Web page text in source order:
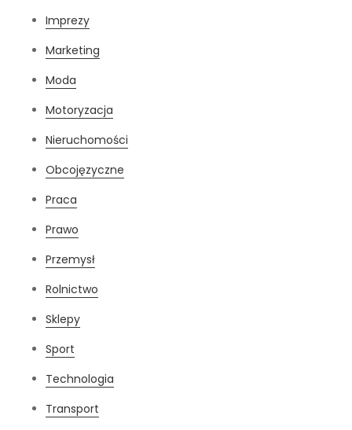
Imprezy
Marketing
Moda
Motoryzacja
Nieruchomości
Obcojęzyczne
Praca
Prawo
Przemysł
Rolnictwo
Sklepy
Sport
Technologia
Transport